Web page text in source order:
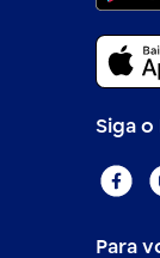
Siga o
Para